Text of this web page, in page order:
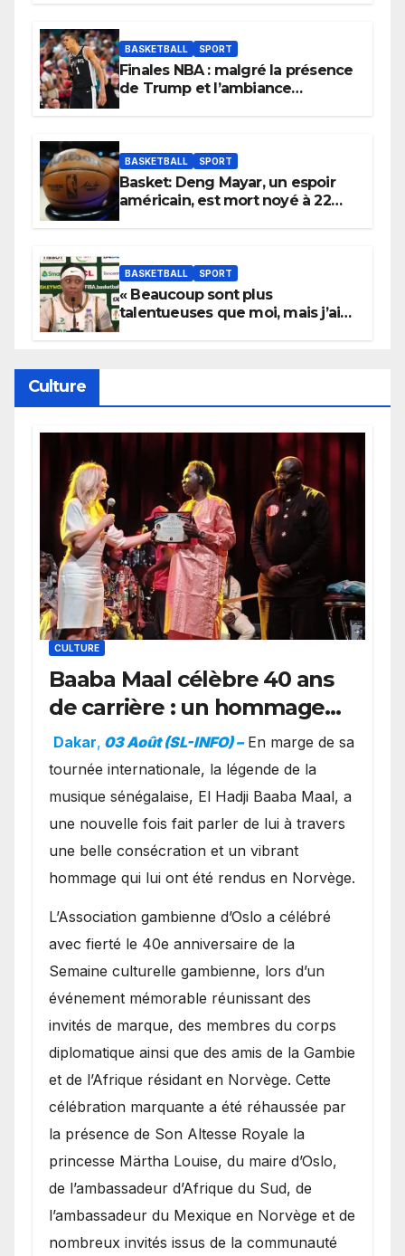
BASKETBALL SPORT
Finales NBA : malgré la présence
de Trump et l’ambiance
BASKETBALL SPORT
Basket: Deng Mayar, un espoir
américain, est mort noyé à 22
BASKETBALL SPORT
« Beaucoup sont plus
talentueuses que moi, mais j’ai
Culture
CULTURE
Baaba Maal célèbre 40 ans
de carrière : un hommage
exceptionnel à Oslo en
présence de la famille
royale.
Dakar, 03 Août (SL-INFO) – ​En marge de sa
tournée internationale, la légende de la
musique sénégalaise, El Hadji Baaba Maal, a
une nouvelle fois fait parler de lui à travers
une belle consécration et un vibrant
hommage qui lui ont été rendus en Norvège.
​L’Association gambienne d’Oslo a célébré
avec fierté le 40e anniversaire de la
Semaine culturelle gambienne, lors d’un
événement mémorable réunissant des
invités de marque, des membres du corps
diplomatique ainsi que des amis de la Gambie
et de l’Afrique résidant en Norvège. Cette
célébration marquante a été réhaussée par
la présence de Son Altesse Royale la
princesse Märtha Louise, du maire d’Oslo,
de l’ambassadeur d’Afrique du Sud, de
l’ambassadeur du Mexique en Norvège et de
nombreux invités issus de la communauté